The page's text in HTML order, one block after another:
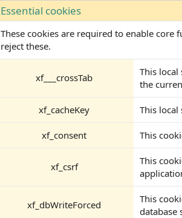
Essential cookies
These cookies are required to enable core
reject these.
xf___crossTab
This
the
xf_cacheKey This local
xf_consent This
xf_csrf
This
xf_dbWriteForced
This
database